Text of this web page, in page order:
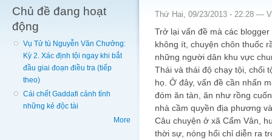
Chủ đề đang hoạt
động
Vụ Tử tù Nguyễn Văn Chưởng:
Kỳ 2. Xác định tội ngay khi bắt
đầu giai đoạn điều tra (tiếp
theo)
Cái chết Gaddafi cảnh tỉnh
những kẻ độc tài
More
Thứ Hai, 09/23/2013 - 22:28 —
Trở lại vấn đề mà các
không ít, chuyện chôn thuốc
những người dân khu vực
Thái và thái độ chạy tội, chối
họ. Ở đây, vấn đề cần nhấn
đóm ăn tàn, ăn như rồng
nhà cầm quyền địa phương
Câu chuyện ở xã Cẩm Vân,
thời sự, nóng hổi chỉ diễn ra